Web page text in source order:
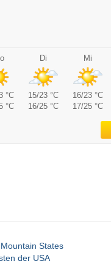
Di Mi
°C 15/23 °C 16/23 °C
°C 16/25 °C 17/25 °C
States
der USA